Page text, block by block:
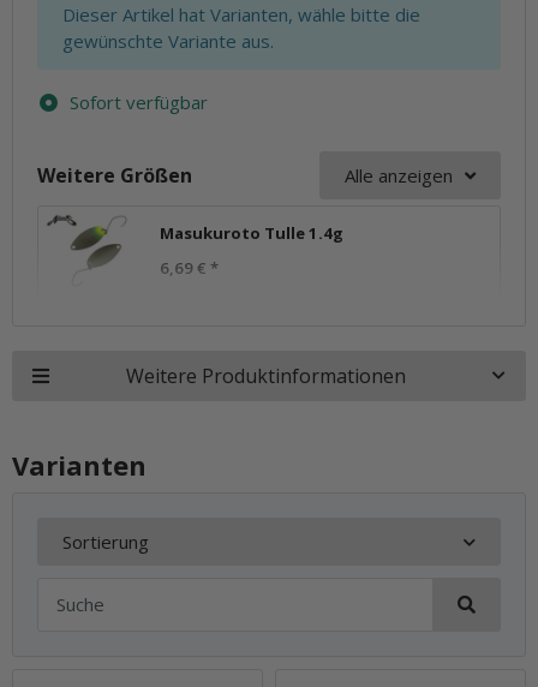
x
Dieser Artikel hat Varianten, wähle bitte die
gewünschte Variante aus.
Sofort verfügbar
Weitere Größen Alle anzeigen
Masukuroto Tulle 1.4g
6,69 € *
Weitere Produktinformationen
Varianten
Sortierung